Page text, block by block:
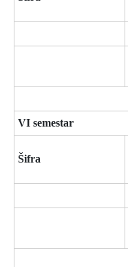
VI semestar
Šifra